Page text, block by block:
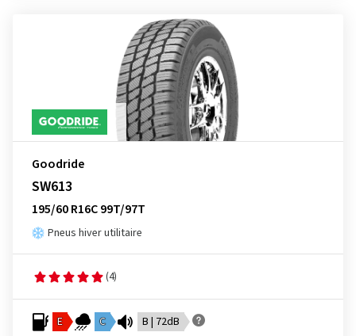
Goodride
SW613
195/60 R16C 99T/97T
Pneus hiver utilitaire
(4)
E C B | 72dB